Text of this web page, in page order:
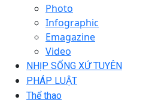
Photo
Infographic
Emagazine
Video
NHỊP SỐNG XỨ TUYÊN
PHÁP LUẬT
Thể thao